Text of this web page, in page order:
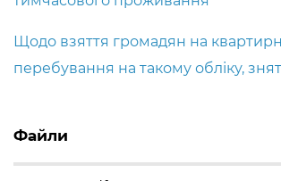
Щодо взяття громадян на
перебування на такому обліку,
Файли